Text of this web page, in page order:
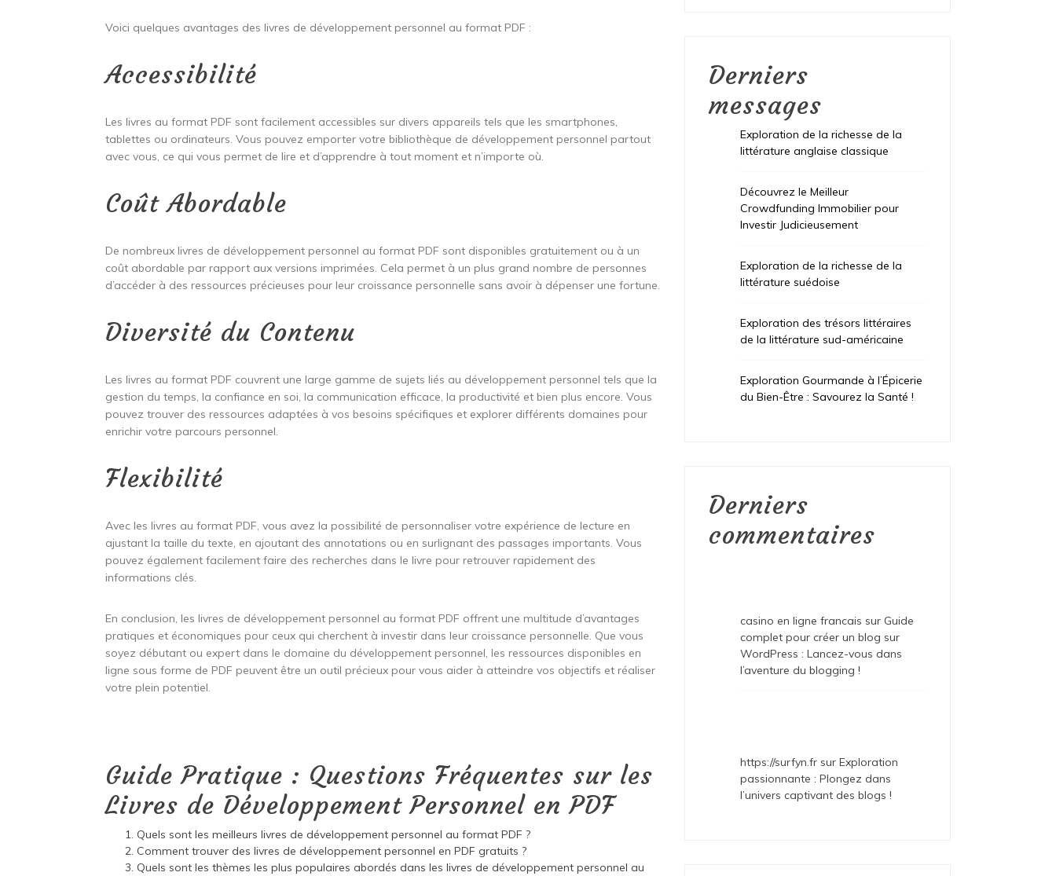
Voici quelques avantages des livres de développement personnel au format PDF :
Accessibilité
Les livres au format PDF sont facilement accessibles sur divers appareils tels que les smartphones,
tablettes ou ordinateurs. Vous pouvez emporter votre bibliothèque de développement personnel partout
avec vous, ce qui vous permet de lire et d’apprendre à tout moment et n’importe où.
Coût Abordable
De nombreux livres de développement personnel au format PDF sont disponibles gratuitement ou à un
coût abordable par rapport aux versions imprimées. Cela permet à un plus grand nombre de personnes
d’accéder à des ressources précieuses pour leur croissance personnelle sans avoir à dépenser une fortune.
Diversité du Contenu
Les livres au format PDF couvrent une large gamme de sujets liés au développement personnel tels que la
gestion du temps, la confiance en soi, la communication efficace, la productivité et bien plus encore. Vous
pouvez trouver des ressources adaptées à vos besoins spécifiques et explorer différents domaines pour
enrichir votre parcours personnel.
Flexibilité
Avec les livres au format PDF, vous avez la possibilité de personnaliser votre expérience de lecture en
ajustant la taille du texte, en ajoutant des annotations ou en surlignant des passages importants. Vous
pouvez également facilement faire des recherches dans le livre pour retrouver rapidement des
informations clés.
En conclusion, les livres de développement personnel au format PDF offrent une multitude d’avantages
pratiques et économiques pour ceux qui cherchent à investir dans leur croissance personnelle. Que vous
soyez débutant ou expert dans le domaine du développement personnel, les ressources disponibles en
ligne sous forme de PDF peuvent être un outil précieux pour vous aider à atteindre vos objectifs et réaliser
votre plein potentiel.
Guide Pratique : Questions Fréquentes sur les
Livres de Développement Personnel en PDF
Quels sont les meilleurs livres de développement personnel au format PDF ?
Comment trouver des livres de développement personnel en PDF gratuits ?
Quels sont les thèmes les plus populaires abordés dans les livres de développement personnel au
Derniers
messages
Exploration de la richesse de la
littérature anglaise classique
Découvrez le Meilleur
Crowdfunding Immobilier pour
Investir Judicieusement
Exploration de la richesse de la
littérature suédoise
Exploration des trésors littéraires
de la littérature sud-américaine
Exploration Gourmande à l’Épicerie
du Bien-Être : Savourez la Santé !
Derniers
commentaires
casino en ligne francais sur Guide
complet pour créer un blog sur
WordPress : Lancez-vous dans
l’aventure du blogging !
https://surfyn.fr surExploration
passionnante : Plongez dans
l’univers captivant des blogs !